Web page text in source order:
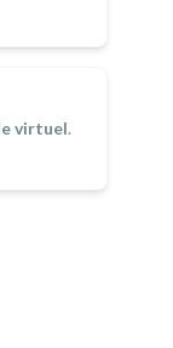
virtuel.